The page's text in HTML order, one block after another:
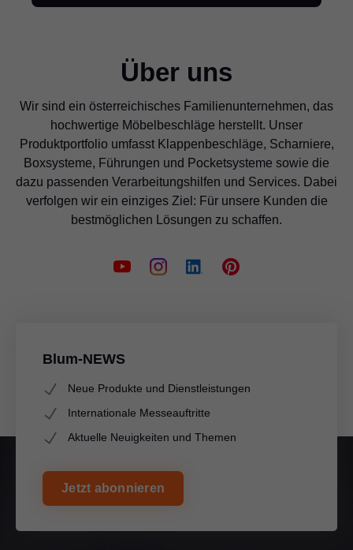
Über uns
Wir sind ein österreichisches Familienunternehmen, das
hochwertige Möbelbeschläge herstellt. Unser
Produktportfolio umfasst Klappenbeschläge, Scharniere,
Boxsysteme, Führungen und Pocketsysteme sowie die
dazu passenden Verarbeitungshilfen und Services. Dabei
verfolgen wir ein einziges Ziel: Für unsere Kunden die
bestmöglichen Lösungen zu schaffen.
Blum-NEWS
Neue Produkte und Dienstleistungen
Internationale Messeauftritte
Aktuelle Neuigkeiten und Themen
Jetzt abonnieren